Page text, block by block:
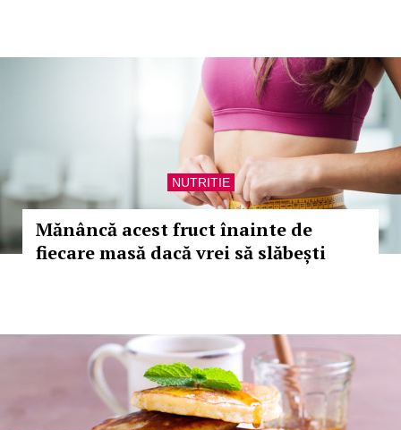
NUTRITIE
Mănâncă acest fruct înainte de
fiecare masă dacă vrei să slăbești